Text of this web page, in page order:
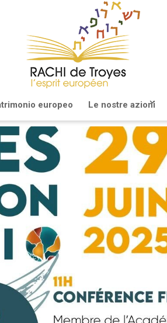
europeo Le nostre azioni